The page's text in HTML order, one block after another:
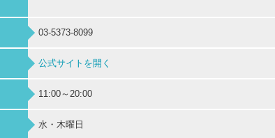
03-5373-8099
公式サイトを開く
11:00～20:00
水・木曜日